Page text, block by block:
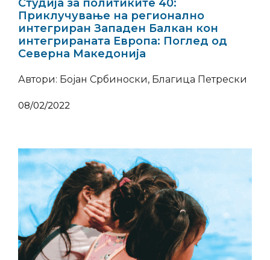
Студија за политиките 40:
Приклучување на регионално
интегриран Западен Балкан кон
интегрираната Европа: Поглед од
Северна Македонија
Автори: Бојан Србиноски, Благица Петрески
08/02/2022